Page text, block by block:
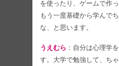
を使ったり、ゲームで作
もう一度基礎から学んで
な、と思います。
うえむら ：自分は心理学
す。大学で勉強して、ち